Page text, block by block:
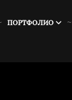
ПОРТФОЛИО